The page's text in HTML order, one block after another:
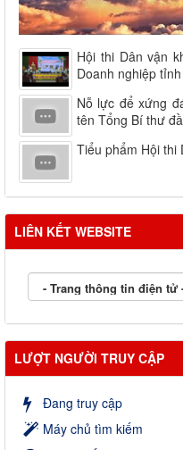
Hội thi Dân vận
Doanh nghiệp tỉnh
Nỗ lực để xứng
tên Tổng Bí thư
Tiểu phẩm Hội thi
LIÊN KẾT WEBSITE
LƯỢT NGƯỜI TRUY CẬP
Đang truy cập
Máy chủ tìm kiếm